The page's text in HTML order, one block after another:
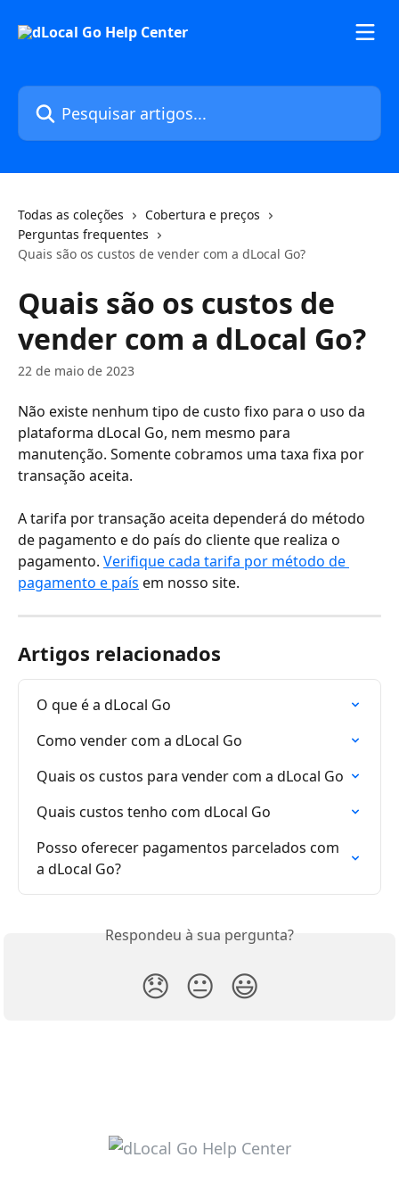
Pesquisar artigos...
Todas as coleções
Cobertura e preços
Perguntas frequentes
Quais são os custos de vender com a dLocal Go?
Quais são os custos de
vender com a dLocal Go?
22 de maio de 2023
Não existe nenhum tipo de custo fixo para o uso da
plataforma dLocal Go, nem mesmo para
manutenção. Somente cobramos uma taxa fixa por
transação aceita.
A tarifa por transação aceita dependerá do método
de pagamento e do país do cliente que realiza o
pagamento. Verifique cada tarifa por método de
pagamento e país em nosso site.
Artigos relacionados
O que é a dLocal Go
Como vender com a dLocal Go
Quais os custos para vender com a dLocal Go
Quais custos tenho com dLocal Go
Posso oferecer pagamentos parcelados com
a dLocal Go?
Respondeu à sua pergunta?
😞 😐 😃